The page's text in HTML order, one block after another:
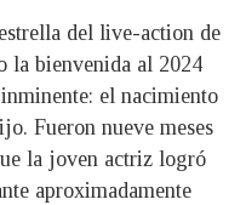
del live-action de
la bienvenida al 2024
el nacimiento
Fueron nueve meses
la joven actriz logró
aproximadamente